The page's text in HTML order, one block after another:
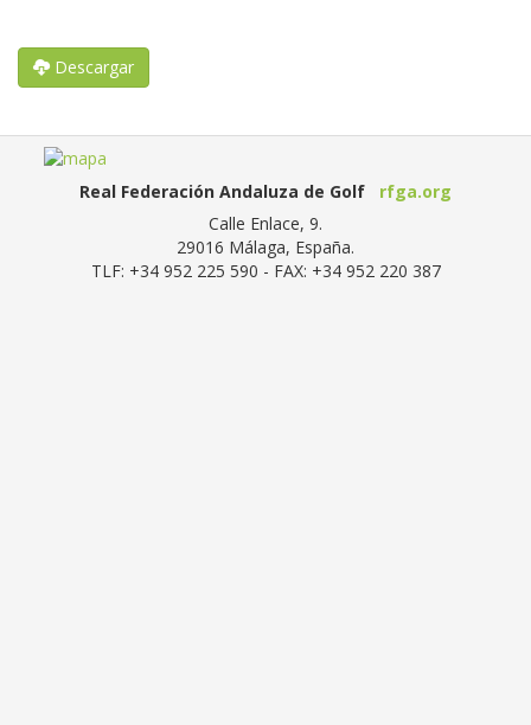
Descargar
Real Federación Andaluza de Golf
rfga.org
Calle Enlace, 9.
29016 Málaga, España.
TLF: +34 952 225 590 - FAX: +34 952 220 387